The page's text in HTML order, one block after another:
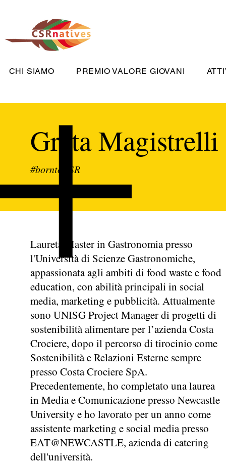
CHI SIAMO PREMIO VALORE GIOVANI
Greta Magistrelli
#borntoCSR
Laureta Master in Gastronomia presso
l'Università di Scienze Gastronomiche,
appassionata agli ambiti di food waste e food
education, con abilità principali in social
media, marketing e pubblicità. Attualmente
sono UNISG Project Manager di progetti di
sostenibilità alimentare per l’azienda Costa
Crociere, dopo il percorso di tirocinio come
Sostenibilità e Relazioni Esterne sempre
presso Costa Crociere SpA.
Precedentemente, ho completato una laurea
in Media e Comunicazione presso Newcastle
University e ho lavorato per un anno come
assistente marketing e social media presso
EAT@NEWCASTLE, azienda di catering
dell'università.